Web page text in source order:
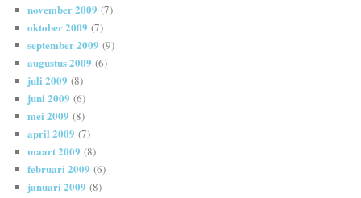
november 2009 (7)
oktober 2009 (7)
september 2009 (9)
augustus 2009 (6)
juli 2009 (8)
juni 2009 (6)
mei 2009 (8)
april 2009 (7)
maart 2009 (8)
februari 2009 (6)
januari 2009 (8)